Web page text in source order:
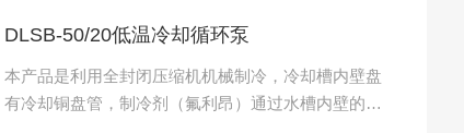
DLSB-50/20低温冷却循环泵
本产品是利用全封闭压缩机机械制冷，冷却槽内壁盘
有冷却铜盘管，制冷剂（氟利昂）通过水槽内壁的盘